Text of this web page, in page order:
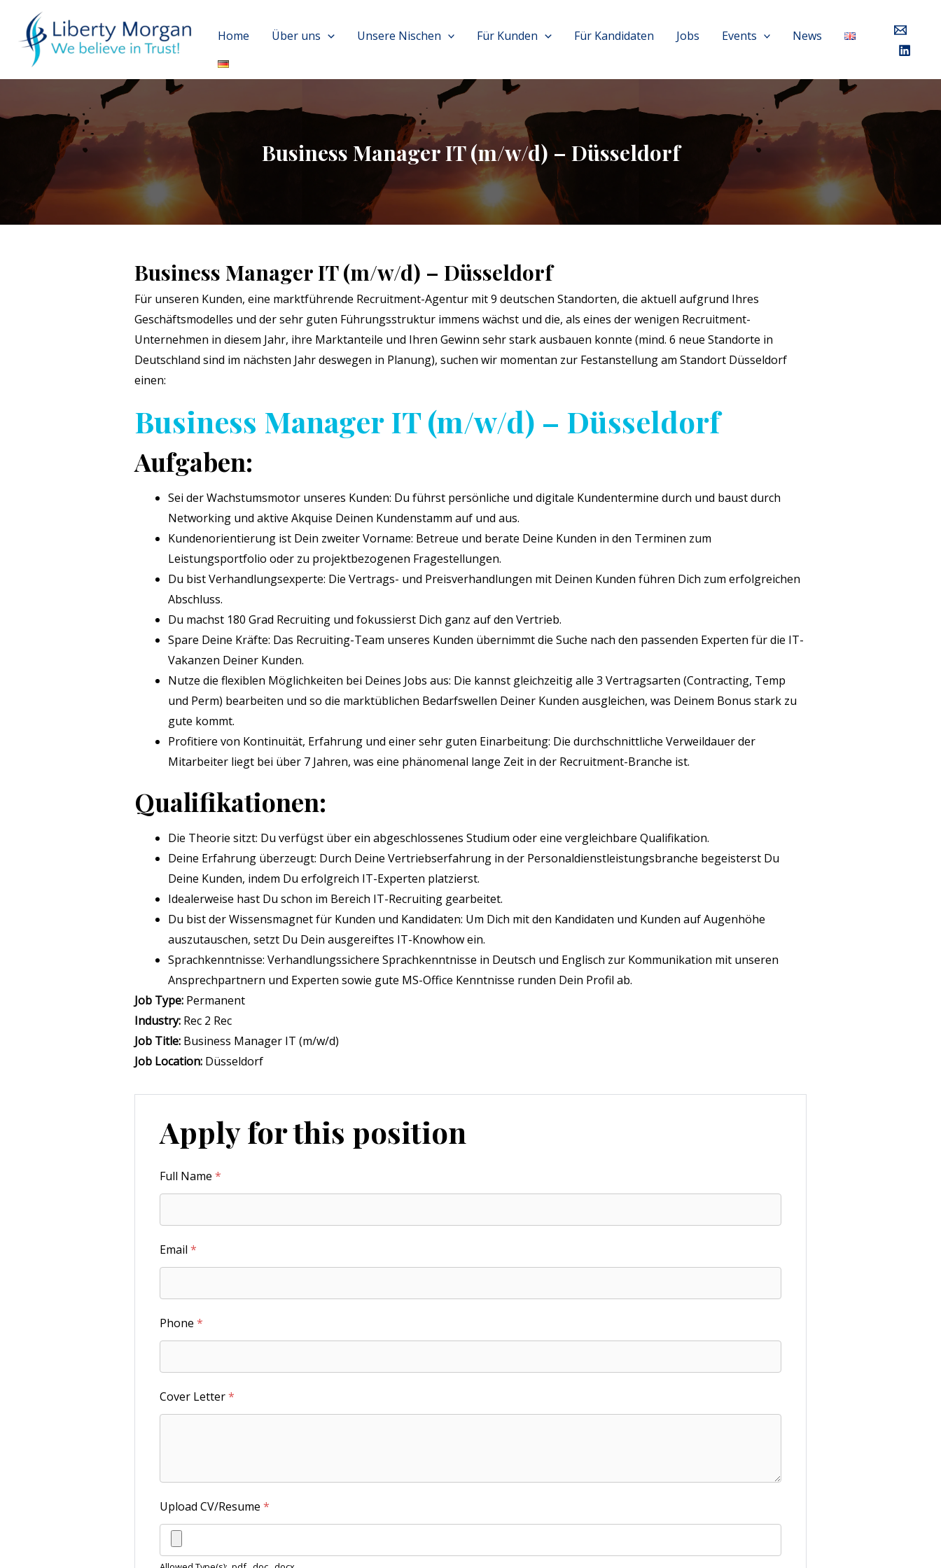
Home Über uns Unsere Nischen Für Kunden Für Kandidaten Jobs Events News
Business Manager IT (m/w/d) – Düsseldorf
Business Manager IT (m/w/d) – Düsseldorf
Für unseren Kunden, eine marktführende Recruitment-Agentur mit 9 deutschen Standorten, die aktuell aufgrund Ihres
Geschäftsmodelles und der sehr guten Führungsstruktur immens wächst und die, als eines der wenigen Recruitment-
Unternehmen in diesem Jahr, ihre Marktanteile und Ihren Gewinn sehr stark ausbauen konnte (mind. 6 neue Standorte in
Deutschland sind im nächsten Jahr deswegen in Planung), suchen wir momentan zur Festanstellung am Standort Düsseldorf
einen:
Business Manager IT (m/w/d) – Düsseldorf
Aufgaben:
Sei der Wachstumsmotor unseres Kunden: Du führst persönliche und digitale Kundentermine durch und baust durch
Networking und aktive Akquise Deinen Kundenstamm auf und aus.
Kundenorientierung ist Dein zweiter Vorname: Betreue und berate Deine Kunden in den Terminen zum
Leistungsportfolio oder zu projektbezogenen Fragestellungen.
Du bist Verhandlungsexperte: Die Vertrags- und Preisverhandlungen mit Deinen Kunden führen Dich zum erfolgreichen
Abschluss.
Du machst 180 Grad Recruiting und fokussierst Dich ganz auf den Vertrieb.
Spare Deine Kräfte: Das Recruiting-Team unseres Kunden übernimmt die Suche nach den passenden Experten für die IT-
Vakanzen Deiner Kunden.
Nutze die flexiblen Möglichkeiten bei Deines Jobs aus: Die kannst gleichzeitig alle 3 Vertragsarten (Contracting, Temp
und Perm) bearbeiten und so die marktüblichen Bedarfswellen Deiner Kunden ausgleichen, was Deinem Bonus stark zu
gute kommt.
Profitiere von Kontinuität, Erfahrung und einer sehr guten Einarbeitung: Die durchschnittliche Verweildauer der
Mitarbeiter liegt bei über 7 Jahren, was eine phänomenal lange Zeit in der Recruitment-Branche ist.
Qualifikationen:
Die Theorie sitzt: Du verfügst über ein abgeschlossenes Studium oder eine vergleichbare Qualifikation.
Deine Erfahrung überzeugt: Durch Deine Vertriebserfahrung in der Personaldienstleistungsbranche begeisterst Du
Deine Kunden, indem Du erfolgreich IT-Experten platzierst.
Idealerweise hast Du schon im Bereich IT-Recruiting gearbeitet.
Du bist der Wissensmagnet für Kunden und Kandidaten: Um Dich mit den Kandidaten und Kunden auf Augenhöhe
auszutauschen, setzt Du Dein ausgereiftes IT-Knowhow ein.
Sprachkenntnisse: Verhandlungssichere Sprachkenntnisse in Deutsch und Englisch zur Kommunikation mit unseren
Ansprechpartnern und Experten sowie gute MS-Office Kenntnisse runden Dein Profil ab.
Job Type: Permanent
Industry: Rec 2 Rec
Job Title: Business Manager IT (m/w/d)
Job Location: Düsseldorf
Apply for this position
Full Name *
Email *
Phone *
Cover Letter*
Upload CV/Resume *